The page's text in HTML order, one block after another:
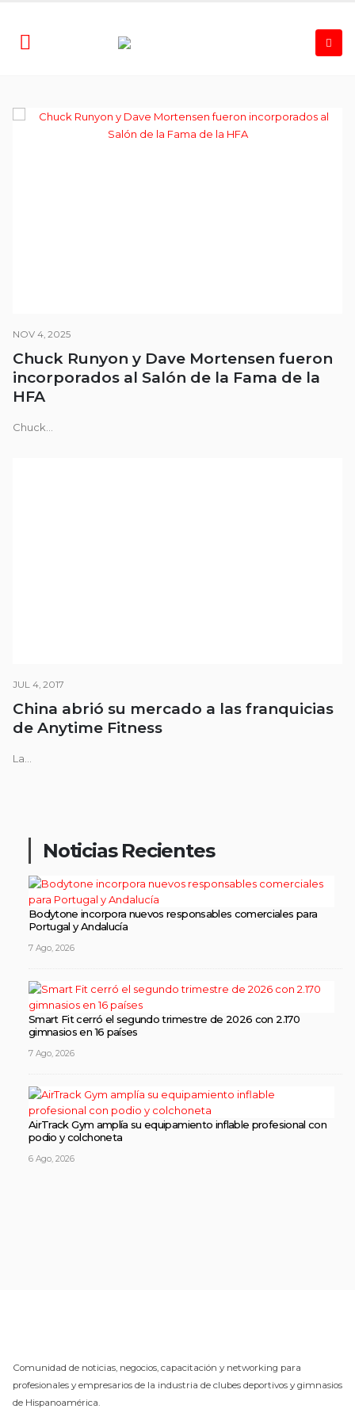
NOV 4, 2025
Chuck Runyon y Dave Mortensen fueron
incorporados al Salón de la Fama de la
HFA
Chuck...
JUL 4, 2017
China abrió su mercado a las franquicias
de Anytime Fitness
La...
Noticias Recientes
Bodytone incorpora nuevos responsables comerciales para
Portugal y Andalucía
7 Ago, 2026
Smart Fit cerró el segundo trimestre de 2026 con 2.170
gimnasios en 16 países
7 Ago, 2026
AirTrack Gym amplía su equipamiento inflable profesional con
podio y colchoneta
6 Ago, 2026
Comunidad de noticias, negocios, capacitación y networking para
profesionales y empresarios de la industria de clubes deportivos y gimnasios
de Hispanoamérica.